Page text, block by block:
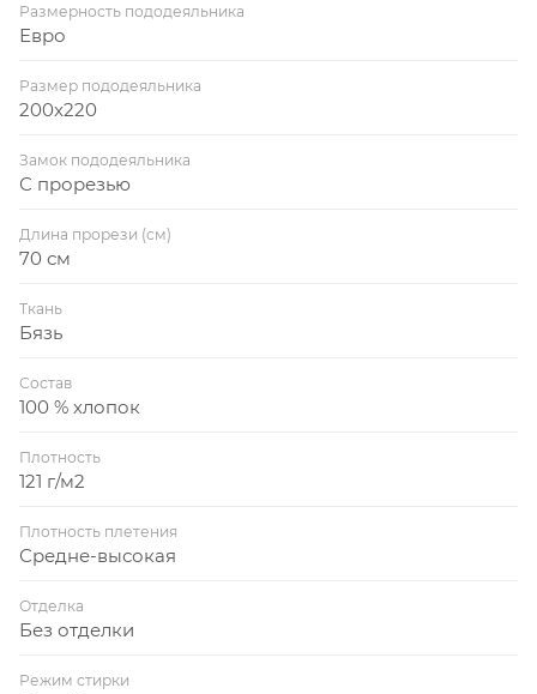
Размерность пододеяльника
Евро
Размер пододеяльника
200x220
Замок пододеяльника
С прорезью
Длина прорези (см)
70 см
Ткань
Бязь
Состав
100 % хлопок
Плотность
121 г/м2
Плотность плетения
Средне-высокая
Отделка
Без отделки
Режим стирки